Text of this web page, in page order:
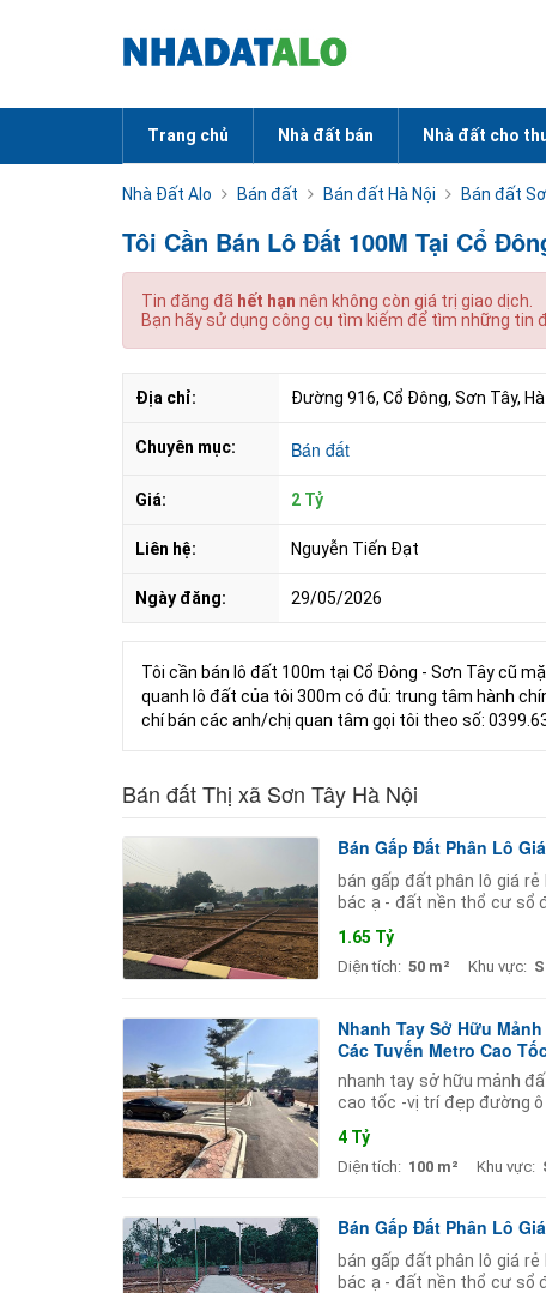
Trang chủ Nhà đất bán Nhà đất cho
Nhà Đất Alo Bán đất Bán đất Hà Nội Bán đất
Tôi Cần Bán Lô Đất 100M Tại Cổ
Tin đăng đã hết hạn nên không còn giá trị giao dịch.
Bạn hãy sử dụng công cụ tìm kiếm để tìm những tin
Địa chỉ: Đường 916, Cổ Đông, Sơn Tây, Hà
Chuyên mục: Bán đất
Giá: 2 Tỷ
Liên hệ: Nguyễn Tiến Đạt
Ngày đăng: 29/05/2026
Tôi cần bán lô đất 100m tại Cổ Đông - Sơn Tây cũ
quanh lô đất của tôi 300m có đủ: trung tâm hành
chí bán các anh/chị quan tâm gọi tôi theo số:
Bán đất Thị xã Sơn Tây Hà Nội
Bán Gấp Đất Phân Lô
bán gấp đất phân lô giá
bác ạ - đất nền thổ cư sổ
1.65 Tỷ
Diện tích: 50 m² Khu vực:
Nhanh Tay Sở Hữu
Các Tuyến Metro Cao
nhanh tay sở hữu mảnh
cao tốc -vị trí đẹp đường
4 Tỷ
Diện tích: 100 m² Khu vực:
Bán Gấp Đất Phân Lô
bán gấp đất phân lô giá
bác ạ - đất nền thổ cư sổ